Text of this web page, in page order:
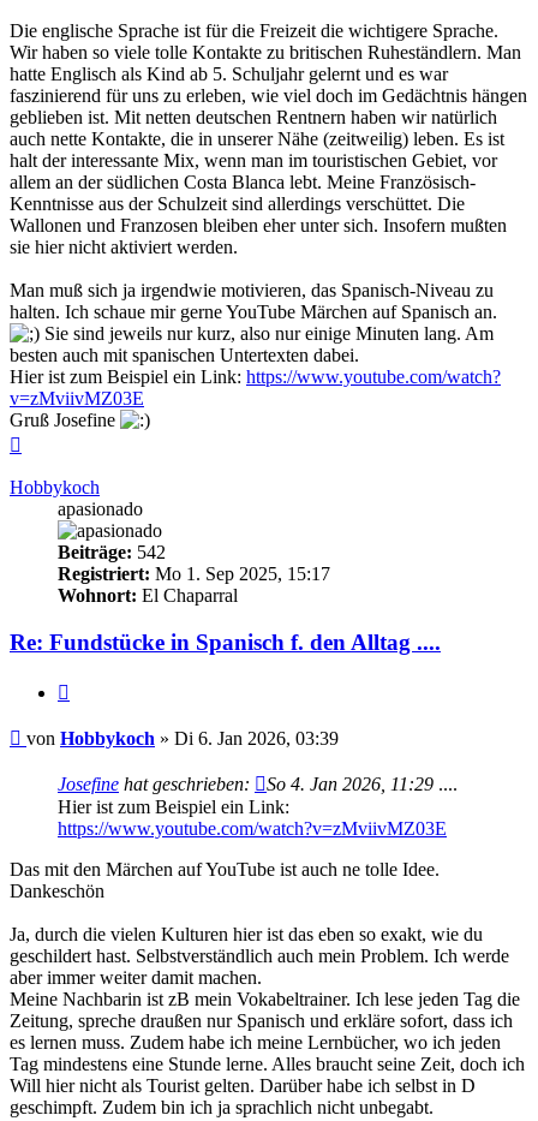
Die englische Sprache ist für die Freizeit die wichtigere Sprache.
Wir haben so viele tolle Kontakte zu britischen Ruheständlern. Man
hatte Englisch als Kind ab 5. Schuljahr gelernt und es war
faszinierend für uns zu erleben, wie viel doch im Gedächtnis hängen
geblieben ist. Mit netten deutschen Rentnern haben wir natürlich
auch nette Kontakte, die in unserer Nähe (zeitweilig) leben. Es ist
halt der interessante Mix, wenn man im touristischen Gebiet, vor
allem an der südlichen Costa Blanca lebt. Meine Französisch-
Kenntnisse aus der Schulzeit sind allerdings verschüttet. Die
Wallonen und Franzosen bleiben eher unter sich. Insofern mußten
sie hier nicht aktiviert werden.
Man muß sich ja irgendwie motivieren, das Spanisch-Niveau zu
halten. Ich schaue mir gerne YouTube Märchen auf Spanisch an.
Sie sind jeweils nur kurz, also nur einige Minuten lang. Am
besten auch mit spanischen Untertexten dabei.
Hier ist zum Beispiel ein Link: https://www.youtube.com/watch?
v=zMviivMZ03E
Gruß Josefine
Hobbykoch
apasionado
Beiträge: 542
Registriert: Mo 1. Sep 2025, 15:17
Wohnort: El Chaparral
Re: Fundstücke in Spanisch f. den Alltag ....
Beitrag
von Hobbykoch » Di 6. Jan 2026, 03:39
Josefine hat geschrieben: So 4. Jan 2026, 11:29 ....
Hier ist zum Beispiel ein Link:
https://www.youtube.com/watch?v=zMviivMZ03E
Das mit den Märchen auf YouTube ist auch ne tolle Idee.
Dankeschön
Ja, durch die vielen Kulturen hier ist das eben so exakt, wie du
geschildert hast. Selbstverständlich auch mein Problem. Ich werde
aber immer weiter damit machen.
Meine Nachbarin ist zB mein Vokabeltrainer. Ich lese jeden Tag die
Zeitung, spreche draußen nur Spanisch und erkläre sofort, dass ich
es lernen muss. Zudem habe ich meine Lernbücher, wo ich jeden
Tag mindestens eine Stunde lerne. Alles braucht seine Zeit, doch ich
Will hier nicht als Tourist gelten. Darüber habe ich selbst in D
geschimpft. Zudem bin ich ja sprachlich nicht unbegabt.